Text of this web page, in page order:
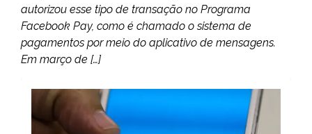
autorizou esse tipo de transação no Programa
Facebook Pay, como é chamado o sistema de
pagamentos por meio do aplicativo de mensagens.
Em março de […]